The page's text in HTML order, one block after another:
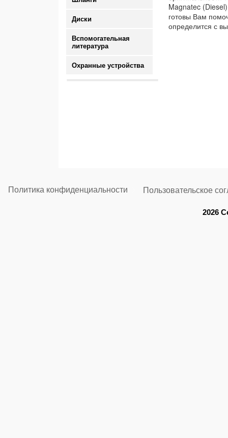
Диски
Вспомогательная
литература
Охранные устройства
Magnatec
готовы Вам
определится с
Политика конфиденциальности Пользовательское
2026